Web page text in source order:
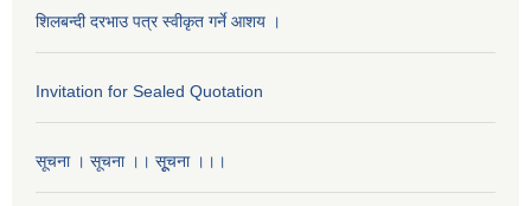
शिलबन्दी दरभाउ पत्र स्वीकृत गर्ने आशय ।
Invitation for Sealed Quotation
सूचना । सूचना ।। सूूचना ।।।